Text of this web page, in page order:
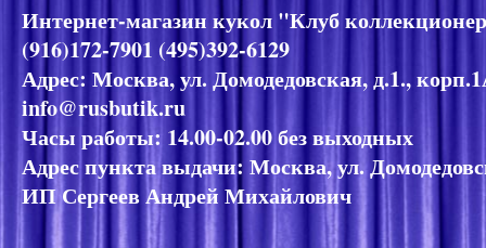
Интернет-магазин кукол "Клуб
(916)172-7901 (495)392-6129
Адрес: Москва, ул. Домодедовская, д.1.,
info@rusbutik.ru
Часы работы: 14.00-02.00 без выходных
Адрес пункта выдачи: Москва, ул.
ИП Сергеев Андрей Михайлович